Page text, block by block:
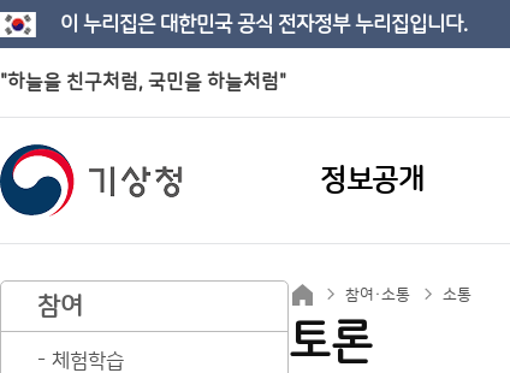
이 누리집은 대한민국 공식 전자정부 누리집입니다.
"하늘을 친구처럼, 국민을 하늘처럼"
정보공개
참여
체험학습
참여·소통 소통
토론